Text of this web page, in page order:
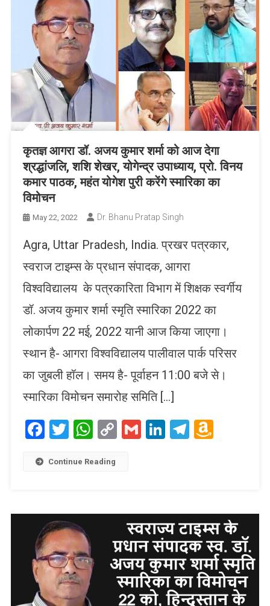
कृतज्ञ आगरा डॉ. अजय कुमार शर्मा को आज देगा
श्रद्धांजलि, शशि शेखर, योगेन्द्र उपाध्याय, प्रो. विनय
कमार पाठक, महंत योगेश पुरी करेंगे स्मारिका का
विमोचन
May 22, 2022 Dr. Bhanu Pratap Singh
Agra, Uttar Pradesh, India. प्रखर पत्रकार,
स्वराज टाइम्स के प्रधान संपादक, आगरा
विश्वविद्यालय के पत्रकारिता विभाग में शिक्षक स्वर्गीय
डॉ. अजय कुमार शर्मा स्मृति स्मारिका 2022 का
लोकार्पण 22 मई, 2022 यानी आज किया जाएगा।
स्थान है- आगरा विश्वविद्यालय पालीवाल पार्क परिसर
का जुबली हॉल। समय है- पूर्वाहन 11:00 बजे से।
स्मारिका विमोचन समारोह समिति […]
Facebook
Twitter
WhatsApp
CopyGmailLinkedIn
Telegram
Continue Reading